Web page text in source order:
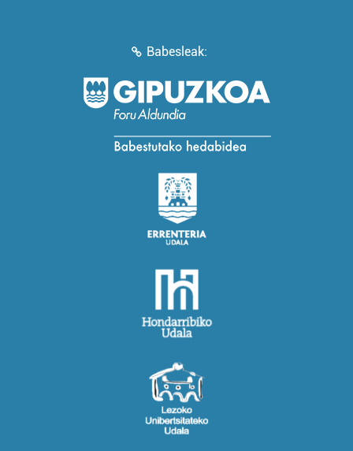
Babesleak: